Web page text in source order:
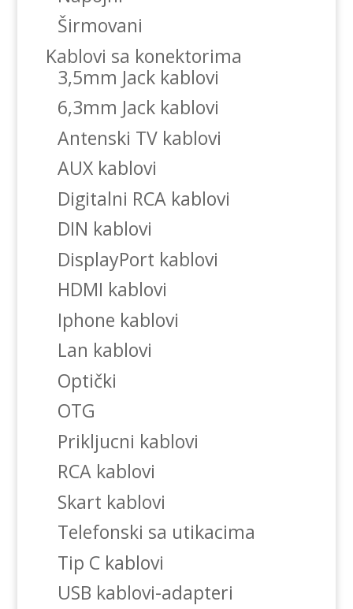
Širmovani
Kablovi sa konektorima
3,5mm Jack kablovi
6,3mm Jack kablovi
Antenski TV kablovi
AUX kablovi
Digitalni RCA kablovi
DIN kablovi
DisplayPort kablovi
HDMI kablovi
Iphone kablovi
Lan kablovi
Optički
OTG
Prikljucni kablovi
RCA kablovi
Skart kablovi
Telefonski sa utikacima
Tip C kablovi
USB kablovi-adapteri